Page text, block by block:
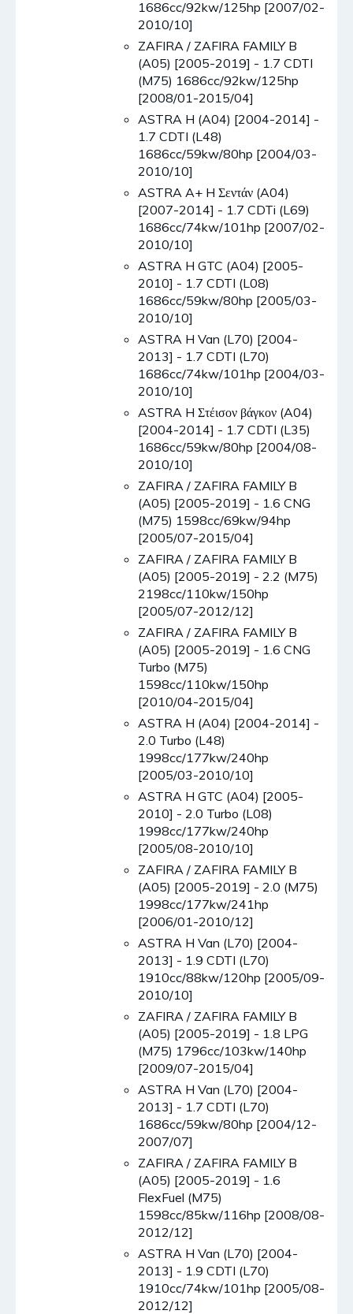
1686cc/92kw/125hp [2007/02-
2010/10]
ZAFIRA / ZAFIRA FAMILY B
(A05) [2005-2019] - 1.7 CDTI
(M75) 1686cc/92kw/125hp
[2008/01-2015/04]
ASTRA H (A04) [2004-2014] -
1.7 CDTI (L48)
1686cc/59kw/80hp [2004/03-
2010/10]
ASTRA A+ H Σεντάν (A04)
[2007-2014] - 1.7 CDTi (L69)
1686cc/74kw/101hp [2007/02-
2010/10]
ASTRA H GTC (A04) [2005-
2010] - 1.7 CDTI (L08)
1686cc/59kw/80hp [2005/03-
2010/10]
ASTRA H Van (L70) [2004-
2013] - 1.7 CDTI (L70)
1686cc/74kw/101hp [2004/03-
2010/10]
ASTRA H Στέισον βάγκον (A04)
[2004-2014] - 1.7 CDTI (L35)
1686cc/59kw/80hp [2004/08-
2010/10]
ZAFIRA / ZAFIRA FAMILY B
(A05) [2005-2019] - 1.6 CNG
(M75) 1598cc/69kw/94hp
[2005/07-2015/04]
ZAFIRA / ZAFIRA FAMILY B
(A05) [2005-2019] - 2.2 (M75)
2198cc/110kw/150hp
[2005/07-2012/12]
ZAFIRA / ZAFIRA FAMILY B
(A05) [2005-2019] - 1.6 CNG
Turbo (M75)
1598cc/110kw/150hp
[2010/04-2015/04]
ASTRA H (A04) [2004-2014] -
2.0 Turbo (L48)
1998cc/177kw/240hp
[2005/03-2010/10]
ASTRA H GTC (A04) [2005-
2010] - 2.0 Turbo (L08)
1998cc/177kw/240hp
[2005/08-2010/10]
ZAFIRA / ZAFIRA FAMILY B
(A05) [2005-2019] - 2.0 (M75)
1998cc/177kw/241hp
[2006/01-2010/12]
ASTRA H Van (L70) [2004-
2013] - 1.9 CDTI (L70)
1910cc/88kw/120hp [2005/09-
2010/10]
ZAFIRA / ZAFIRA FAMILY B
(A05) [2005-2019] - 1.8 LPG
(M75) 1796cc/103kw/140hp
[2009/07-2015/04]
ASTRA H Van (L70) [2004-
2013] - 1.7 CDTI (L70)
1686cc/59kw/80hp [2004/12-
2007/07]
ZAFIRA / ZAFIRA FAMILY B
(A05) [2005-2019] - 1.6
FlexFuel (M75)
1598cc/85kw/116hp [2008/08-
2012/12]
ASTRA H Van (L70) [2004-
2013] - 1.9 CDTI (L70)
1910cc/74kw/101hp [2005/08-
2012/12]